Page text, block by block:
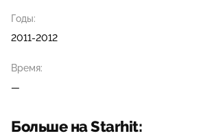
Годы:
2011-2012
Время:
—
Больше на Starhit: